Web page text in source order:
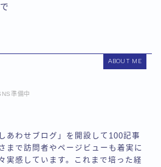
ABOUT ME
準備中
あわせブログ」を開設して100記事
まで訪問者やページビューも着実に
実感しています。これまで培った経